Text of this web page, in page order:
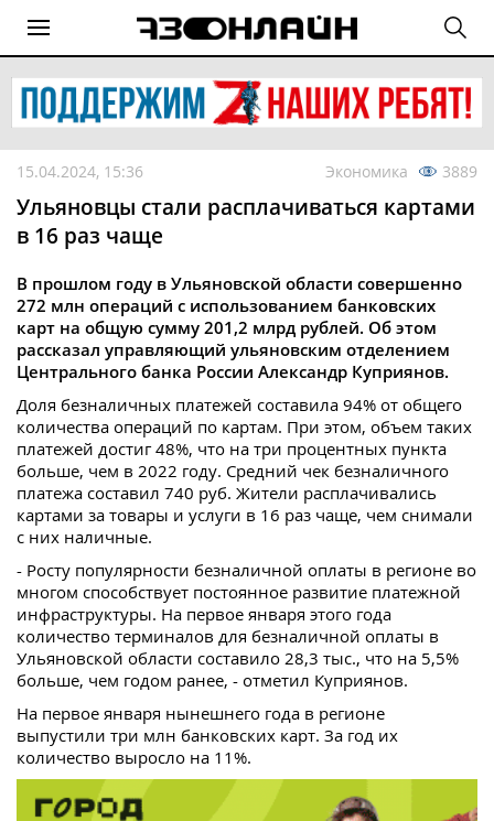
15.04.2024, 15:36 Экономика 3889
Ульяновцы стали расплачиваться картами
в 16 раз чаще
В прошлом году в Ульяновской области совершенно
272 млн операций с использованием банковских
карт на общую сумму 201,2 млрд рублей. Об этом
рассказал управляющий ульяновским отделением
Центрального банка России Александр Куприянов.
Доля безналичных платежей составила 94% от общего
количества операций по картам. При этом, объем таких
платежей достиг 48%, что на три процентных пункта
больше, чем в 2022 году. Средний чек безналичного
платежа составил 740 руб. Жители расплачивались
картами за товары и услуги в 16 раз чаще, чем снимали
с них наличные.
- Росту популярности безналичной оплаты в регионе во
многом способствует постоянное развитие платежной
инфраструктуры. На первое января этого года
количество терминалов для безналичной оплаты в
Ульяновской области составило 28,3 тыс., что на 5,5%
больше, чем годом ранее, - отметил Куприянов.
На первое января нынешнего года в регионе
выпустили три млн банковских карт. За год их
количество выросло на 11%.